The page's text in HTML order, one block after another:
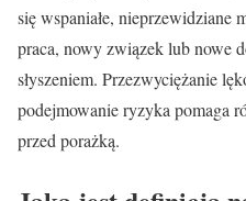
się wspaniałe, nieprzewidziane
praca, nowy związek lub nowe
słyszeniem. Przezwyciężanie
podejmowanie ryzyka pomaga
przed porażką.